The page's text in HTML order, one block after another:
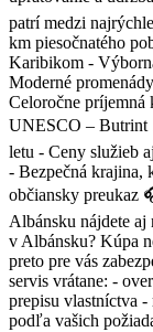
patrí medzi
km piesočnatého
Karibikom -
Moderné
Celoročne
UNESCO – Butrint
letu - Ceny služieb
- Bezpečná krajina,
občiansky preukaz
Albánsku nájdete
v Albánsku? Kúpa
preto pre vás
servis vrátane: -
prepisu vlastníctva -
podľa vašich